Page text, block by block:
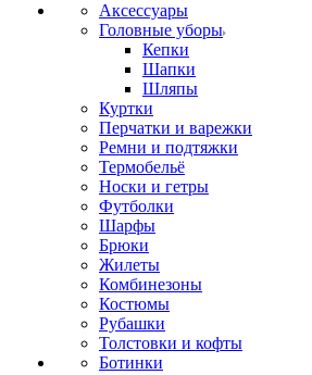
Аксессуары
Головные уборы
Кепки
Шапки
Шляпы
Куртки
Перчатки и варежки
Ремни и подтяжки
Термобельё
Носки и гетры
Футболки
Шарфы
Брюки
Жилеты
Комбинезоны
Костюмы
Рубашки
Толстовки и кофты
Ботинки